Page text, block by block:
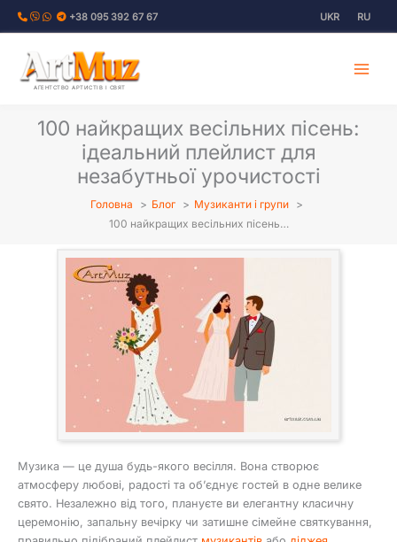
Перейти
+38 095 392 67 67 UKR RU
АГЕНТСТВО АРТИСТІВ І СВЯТ
100 найкращих весільних пісень:
ідеальний плейлист для
незабутньої урочистості
Головна Блог
Музиканти і групи
100 найкращих весільних пісень…
Музика — це душа будь-якого весілля. Вона створює
атмосферу любові, радості та об’єднує гостей в одне велике
свято. Незалежно від того, плануєте ви елегантну класичну
церемонію, запальну вечірку чи затишне сімейне святкування,